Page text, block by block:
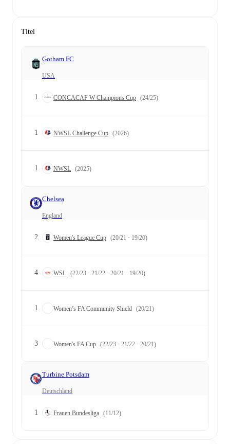
Titel
Gotham FC
USA
1 CONCACAF W Champions Cup (24/25)
1 NWSL Challenge Cup (2026)
1 NWSL (2025)
Chelsea
England
2 Women's League Cup (20/21 · 19/20)
4 WSL (22/23 · 21/22 · 20/21 · 19/20)
1 Women’s FA Community Shield (20/21)
3 Women's FA Cup (22/23 · 21/22 · 20/21)
Turbine Potsdam
Deutschland
1 Frauen Bundesliga (11/12)